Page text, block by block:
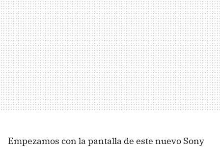
Empezamos con la pantalla de este nuevo Sony